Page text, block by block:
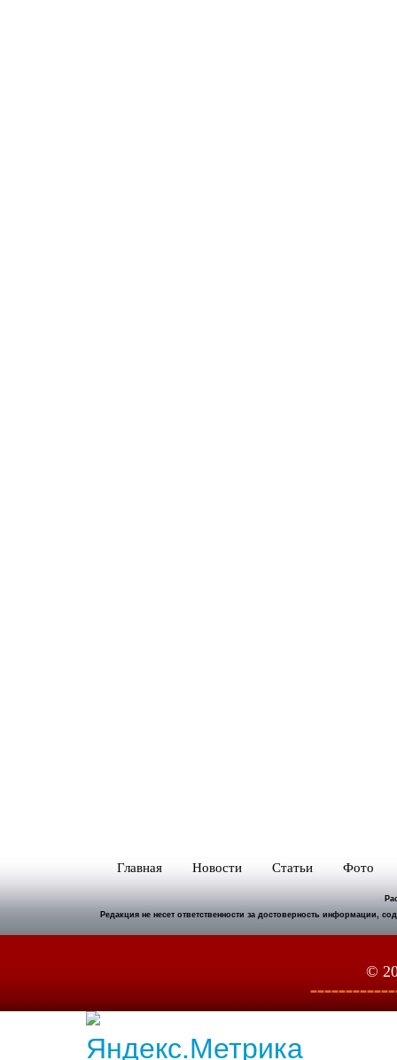
Главная Новости Статьи Фото
Редакция не несет ответственности за достоверность информации,
©